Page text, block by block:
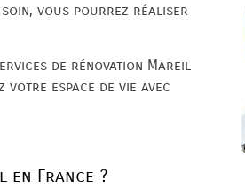
vous pourrez réaliser
de rénovation Mareil
espace de vie avec
France ?